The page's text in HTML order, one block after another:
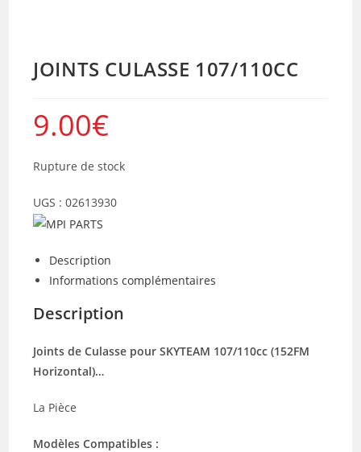
JOINTS CULASSE 107/110CC
9.00€
Rupture de stock
UGS :02613930
Description
Informations complémentaires
Description
Joints de Culasse pour SKYTEAM 107/110cc (152FM
Horizontal)…
La Pièce
Modèles Compatibles :